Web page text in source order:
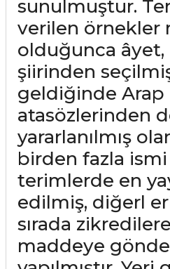
sunulmuştur.
verilen örnekler
olduğunca âyet,
şiirinden
geldiğinde Arap
atasözlerinden
yararlanılmış
birden fazla
terimlerde en
edilmiş, diğerl
sırada
maddeye